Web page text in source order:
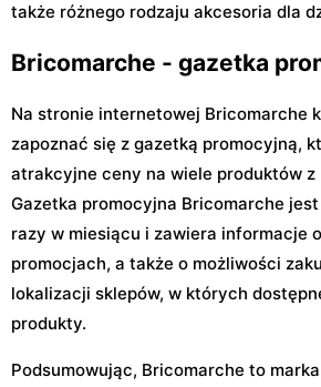
także różnego rodzaju akcesoria dla
Bricomarche - gazetka
Na stronie internetowej Bricomarche
zapoznać się z gazetką promocyjną,
atrakcyjne ceny na wiele produktów
Gazetka promocyjna Bricomarche
razy w miesiącu i zawiera informacje
promocjach, a także o możliwości
lokalizacji sklepów, w których
produkty.
Podsumowując, Bricomarche to